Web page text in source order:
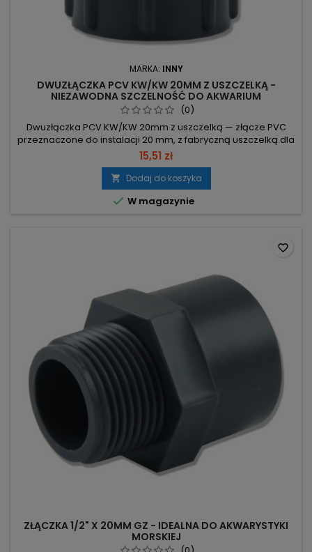
MARKA: INNY
DWUZŁĄCZKA PCV KW/KW 20MM Z USZCZELKĄ -
NIEZAWODNA SZCZELNOŚĆ DO AKWARIUM
(0)
Dwuzłączka PCV KW/KW 20mm z uszczelką — złącze PVC
przeznaczone do instalacji 20 mm, z fabryczną uszczelką dla
szczelnego połączenia. Materiał: PCV – standardowy
materiał instalacyjny. Średnica: 20 mm – kompatybilna z
rurami i elementami 20 mm. Typ: KW/KW – połączenie dwóch
końcówek tego samego typu. W komplecie uszczelka –
gotowe do montażu i...
15,51 zł
 Dodaj do koszyka
 W magazynie
ZŁĄCZKA 1/2" X 20MM GZ - IDEALNA DO AKWARYSTYKI
MORSKIEJ
favorite_border